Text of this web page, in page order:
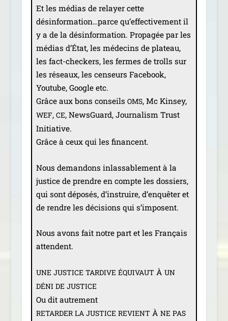
Et les médias de relayer cette
désinformation…parce qu’effectivement il
y a de la dés­in­for­ma­tion. Propagée par les
médias d’État, les méde­cins de pla­teau,
les fact-che­ckers, les fermes de trolls sur
les réseaux, les cen­seurs Facebook,
Youtube, Google etc.
Grâce aux bons conseils OMS, Mc Kinsey,
WEF, CE, NewsGuard, Journalism Trust
Initiative.
Grâce à ceux qui les financent.
Nous deman­dons inlas­sa­ble­ment à la
jus­tice de prendre en compte les dos­siers,
qui sont dépo­sés, d’instruire, d’enquêter et
de rendre les déci­sions qui s’imposent.
Nous avons fait notre part et les Français
attendent.
UNE JUSTICE TARDIVE ÉQUIVAUT À UN
DÉNI DE JUSTICE
Ou dit autre­ment
RETARDER LA JUSTICE REVIENT À NE PAS